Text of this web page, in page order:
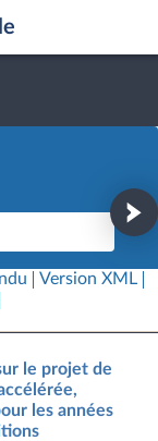
Version XML
le projet de
les années